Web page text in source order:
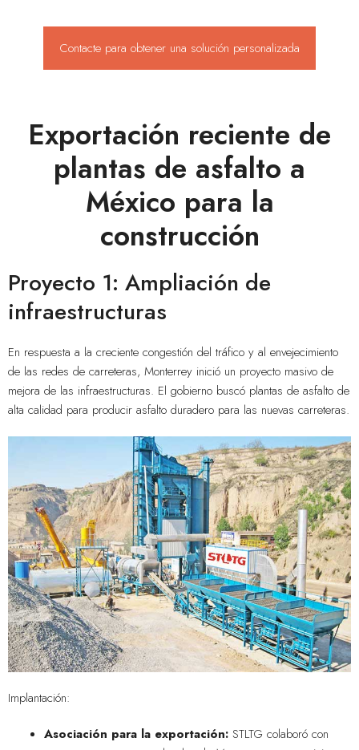
Contacte para obtener una solución personalizada
Exportación reciente de
plantas de asfalto a
México para la
construcción
Proyecto 1: Ampliación de
infraestructuras
En respuesta a la creciente congestión del tráfico y al envejecimiento
de las redes de carreteras, Monterrey inició un proyecto masivo de
mejora de las infraestructuras. El gobierno buscó plantas de asfalto de
alta calidad para producir asfalto duradero para las nuevas carreteras.
Implantación:
Asociación para la exportación: STLTG colaboró con